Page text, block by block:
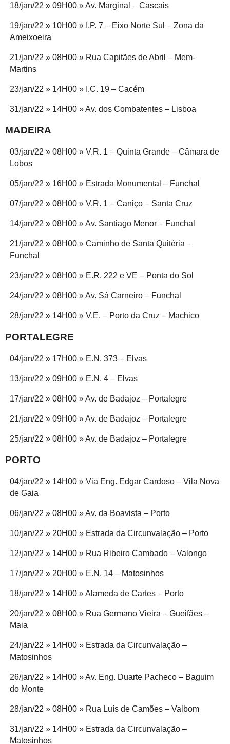
18/jan/22 » 09H00 » Av. Marginal – Cascais
19/jan/22 » 10H00 » I.P. 7 – Eixo Norte Sul – Zona da
Ameixoeira
21/jan/22 » 08H00 » Rua Capitães de Abril – Mem-
Martins
23/jan/22 » 14H00 » I.C. 19 – Cacém
31/jan/22 » 14H00 » Av. dos Combatentes – Lisboa
MADEIRA
03/jan/22 » 08H00 » V.R. 1 – Quinta Grande – Câmara de
Lobos
05/jan/22 » 16H00 » Estrada Monumental – Funchal
07/jan/22 » 08H00 » V.R. 1 – Caniço – Santa Cruz
14/jan/22 » 08H00 » Av. Santiago Menor – Funchal
21/jan/22 » 08H00 » Caminho de Santa Quitéria –
Funchal
23/jan/22 » 08H00 » E.R. 222 e VE – Ponta do Sol
24/jan/22 » 08H00 » Av. Sá Carneiro – Funchal
28/jan/22 » 14H00 » V.E. – Porto da Cruz – Machico
PORTALEGRE
04/jan/22 » 17H00 » E.N. 373 – Elvas
13/jan/22 » 09H00 » E.N. 4 – Elvas
17/jan/22 » 08H00 » Av. de Badajoz – Portalegre
21/jan/22 » 09H00 » Av. de Badajoz – Portalegre
25/jan/22 » 08H00 » Av. de Badajoz – Portalegre
PORTO
04/jan/22 » 14H00 » Via Eng. Edgar Cardoso – Vila Nova
de Gaia
06/jan/22 » 08H00 » Av. da Boavista – Porto
10/jan/22 » 20H00 » Estrada da Circunvalação – Porto
12/jan/22 » 14H00 » Rua Ribeiro Cambado – Valongo
17/jan/22 » 20H00 » E.N. 14 – Matosinhos
18/jan/22 » 14H00 » Alameda de Cartes – Porto
20/jan/22 » 08H00 » Rua Germano Vieira – Gueifães –
Maia
24/jan/22 » 14H00 » Estrada da Circunvalação –
Matosinhos
26/jan/22 » 14H00 » Av. Eng. Duarte Pacheco – Baguim
do Monte
28/jan/22 » 08H00 » Rua Luís de Camões – Valbom
31/jan/22 » 14H00 » Estrada da Circunvalação –
Matosinhos